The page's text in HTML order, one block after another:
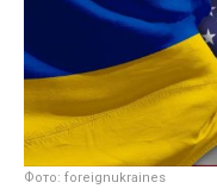
Фото: foreignukraines